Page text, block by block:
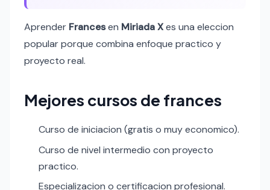
Aprender Francesen Miriada Xes una eleccion
popular porque combina enfoque practico y
proyecto real.
Mejores cursos de frances
Curso de iniciacion (gratis o muy economico).
Curso de nivel intermedio con proyecto
practico.
Especializacion o certificacion profesional.